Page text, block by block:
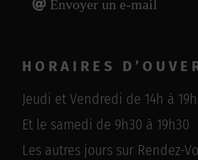
Envoyer un e-mail
HORAIRES
Jeudi et Vendredi de 14h à
Et le samedi de 9h30 à 19h30
Les autres jours sur Rendez-